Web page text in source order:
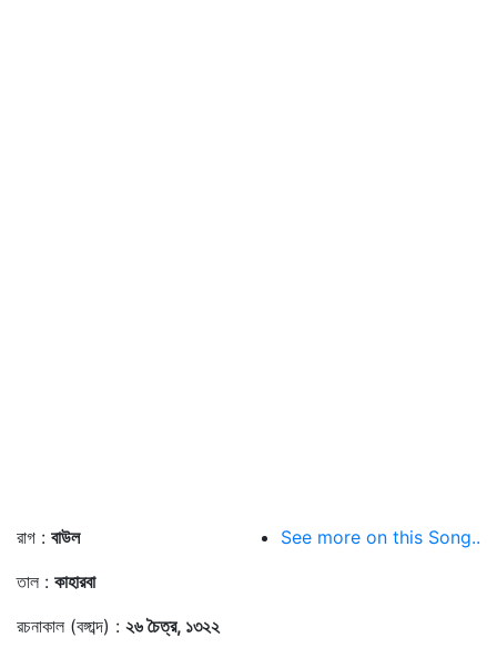
রাগ : বাউল
তাল : কাহারবা
রচনাকাল (বঙ্গাব্দ) : ২৬ চৈত্র, ১৩২২
See more on this Song..